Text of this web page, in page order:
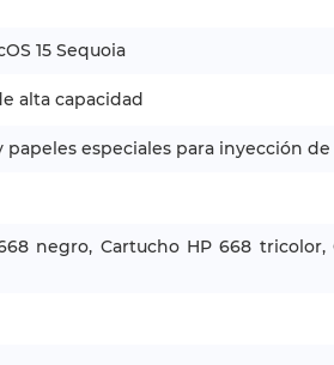
15 Sequoia
alta capacidad
especiales para inyección
negro, Cartucho HP 668 tricolor,